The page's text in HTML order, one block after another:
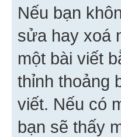
Nếu bạn
sửa hay xoá
một bài viết
thỉnh thoảng
viết. Nếu có
bạn sẽ thấy